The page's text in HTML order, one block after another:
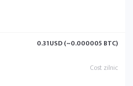
0.31USD (~0.000005 BTC)